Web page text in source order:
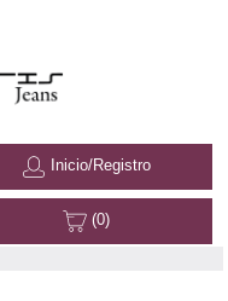
Inicio/Registro
(0)